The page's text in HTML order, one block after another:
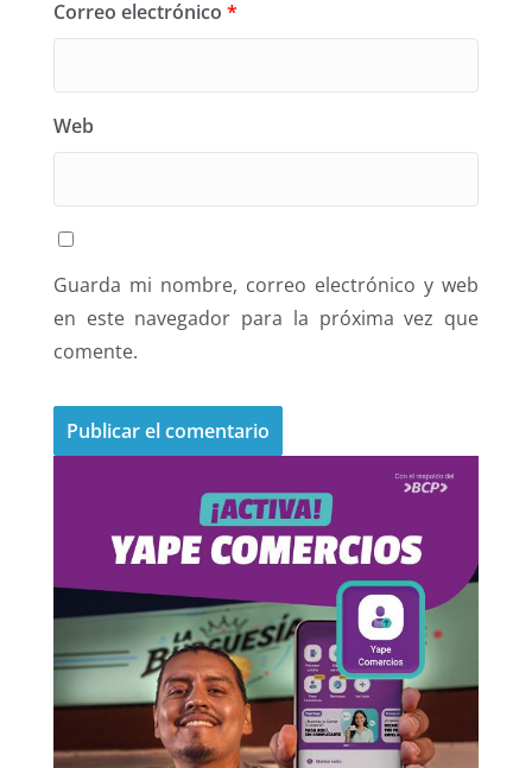
Correo electrónico *
Web
Guarda mi nombre, correo electrónico y web
en este navegador para la próxima vez que
comente.